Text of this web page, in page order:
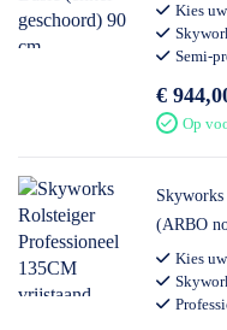
Kies
Semi-
€
Op
(ARBO
Kies